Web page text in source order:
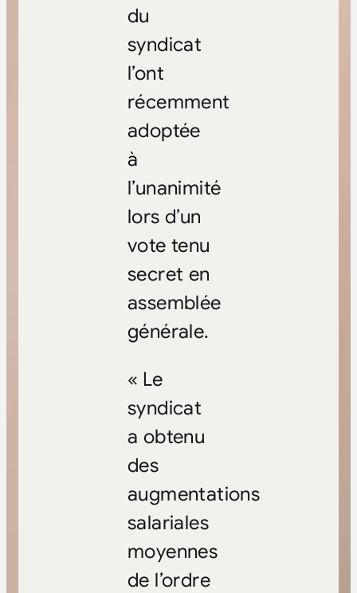
du
syndicat
l’ont
récemment
adoptée
à
l’unanimité
lors d’un
vote tenu
secret en
assemblée
générale.
« Le
syndicat
a obtenu
des
augmentations
salariales
moyennes
de l’ordre